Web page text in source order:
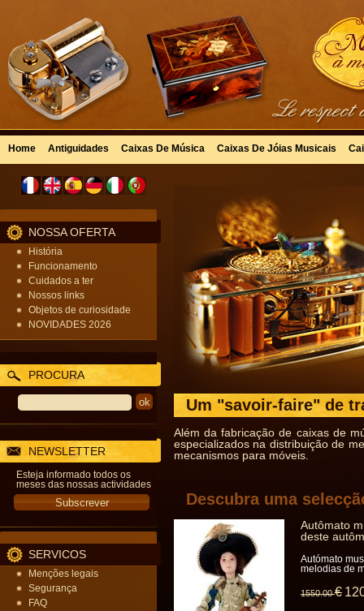
Home Antiguidades Caixas De Música Caixas De Jóias Musicais
NOSSA OFERTA
História
Funcionamento
Cuidados a ter
Nossos links
Objetos de curiosidade
NOVIDADES 2026
PROCURA
NEWSLETTER
Esteja informado todos os
meses das nossas actividades
SERVICOS
Menções legais
Segurança
FAQ
Um "savoir-faire" de
Além da fabricação de caixas de
especializados na distribuição de
mecanismos para móveis.
Descubra uma
Autômato
deste
Autómato
melodias de
1550.00 €